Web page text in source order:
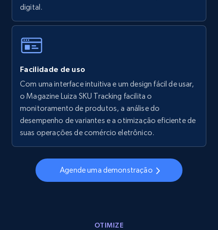
5.6K+
specific keywords
URL, Final price, Sku, Currency, Gtin,
Specifications, Image urls, Top reviews, and
more.
5.6K+ 875+ Comece agora
Walmart - products - Discover products by
digital.
Facilidade de uso
Com uma interface intuitiva e um design fácil de usar,
o Magazine Luiza SKU Tracking facilita o
monitoramento de produtos, a análise do
desempenho de variantes e a otimização eficiente de
suas operações de comércio eletrônico.
Agende uma demonstração
OTIMIZE